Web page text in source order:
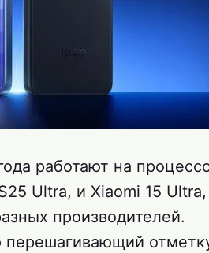
работают на
Ultra, и Xiaomi 15
производителей.
перешагивающий